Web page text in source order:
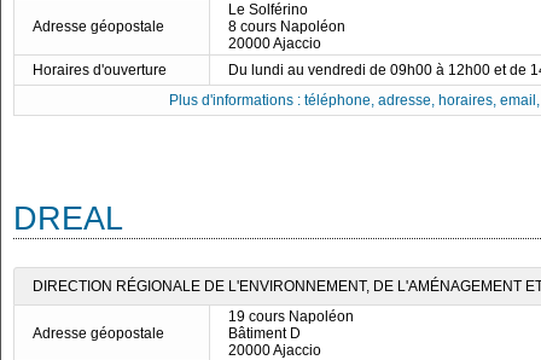
Adresse géopostale
Le Solférino
8 cours Napoléon
20000 Ajaccio
Horaires d'ouverture
Du lundi au vendredi de 09h00 à 12h00 et de
Plus d'informations : téléphone, adresse, horaires,
DREAL
DIRECTION RÉGIONALE DE L'ENVIRONNEMENT, DE L'AMÉNAGEMENT
Adresse géopostale
19 cours Napoléon
Bâtiment D
20000 Ajaccio